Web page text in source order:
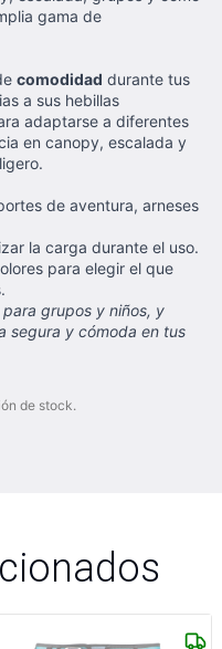
gama de
comodidad durante tus
a sus hebillas
adaptarse a diferentes
en canopy, escalada y
de aventura, arneses
la carga durante el uso.
para elegir el que
grupos y niños, y
segura y cómoda en tus
de stock.